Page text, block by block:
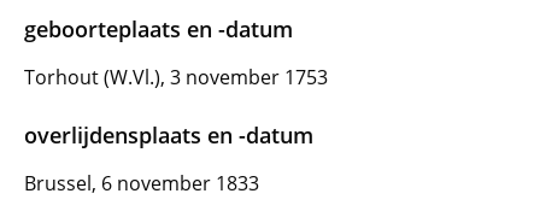
geboorteplaats en -datum
Torhout (W.Vl.), 3 november 1753
overlijdensplaats en -datum
Brussel, 6 november 1833